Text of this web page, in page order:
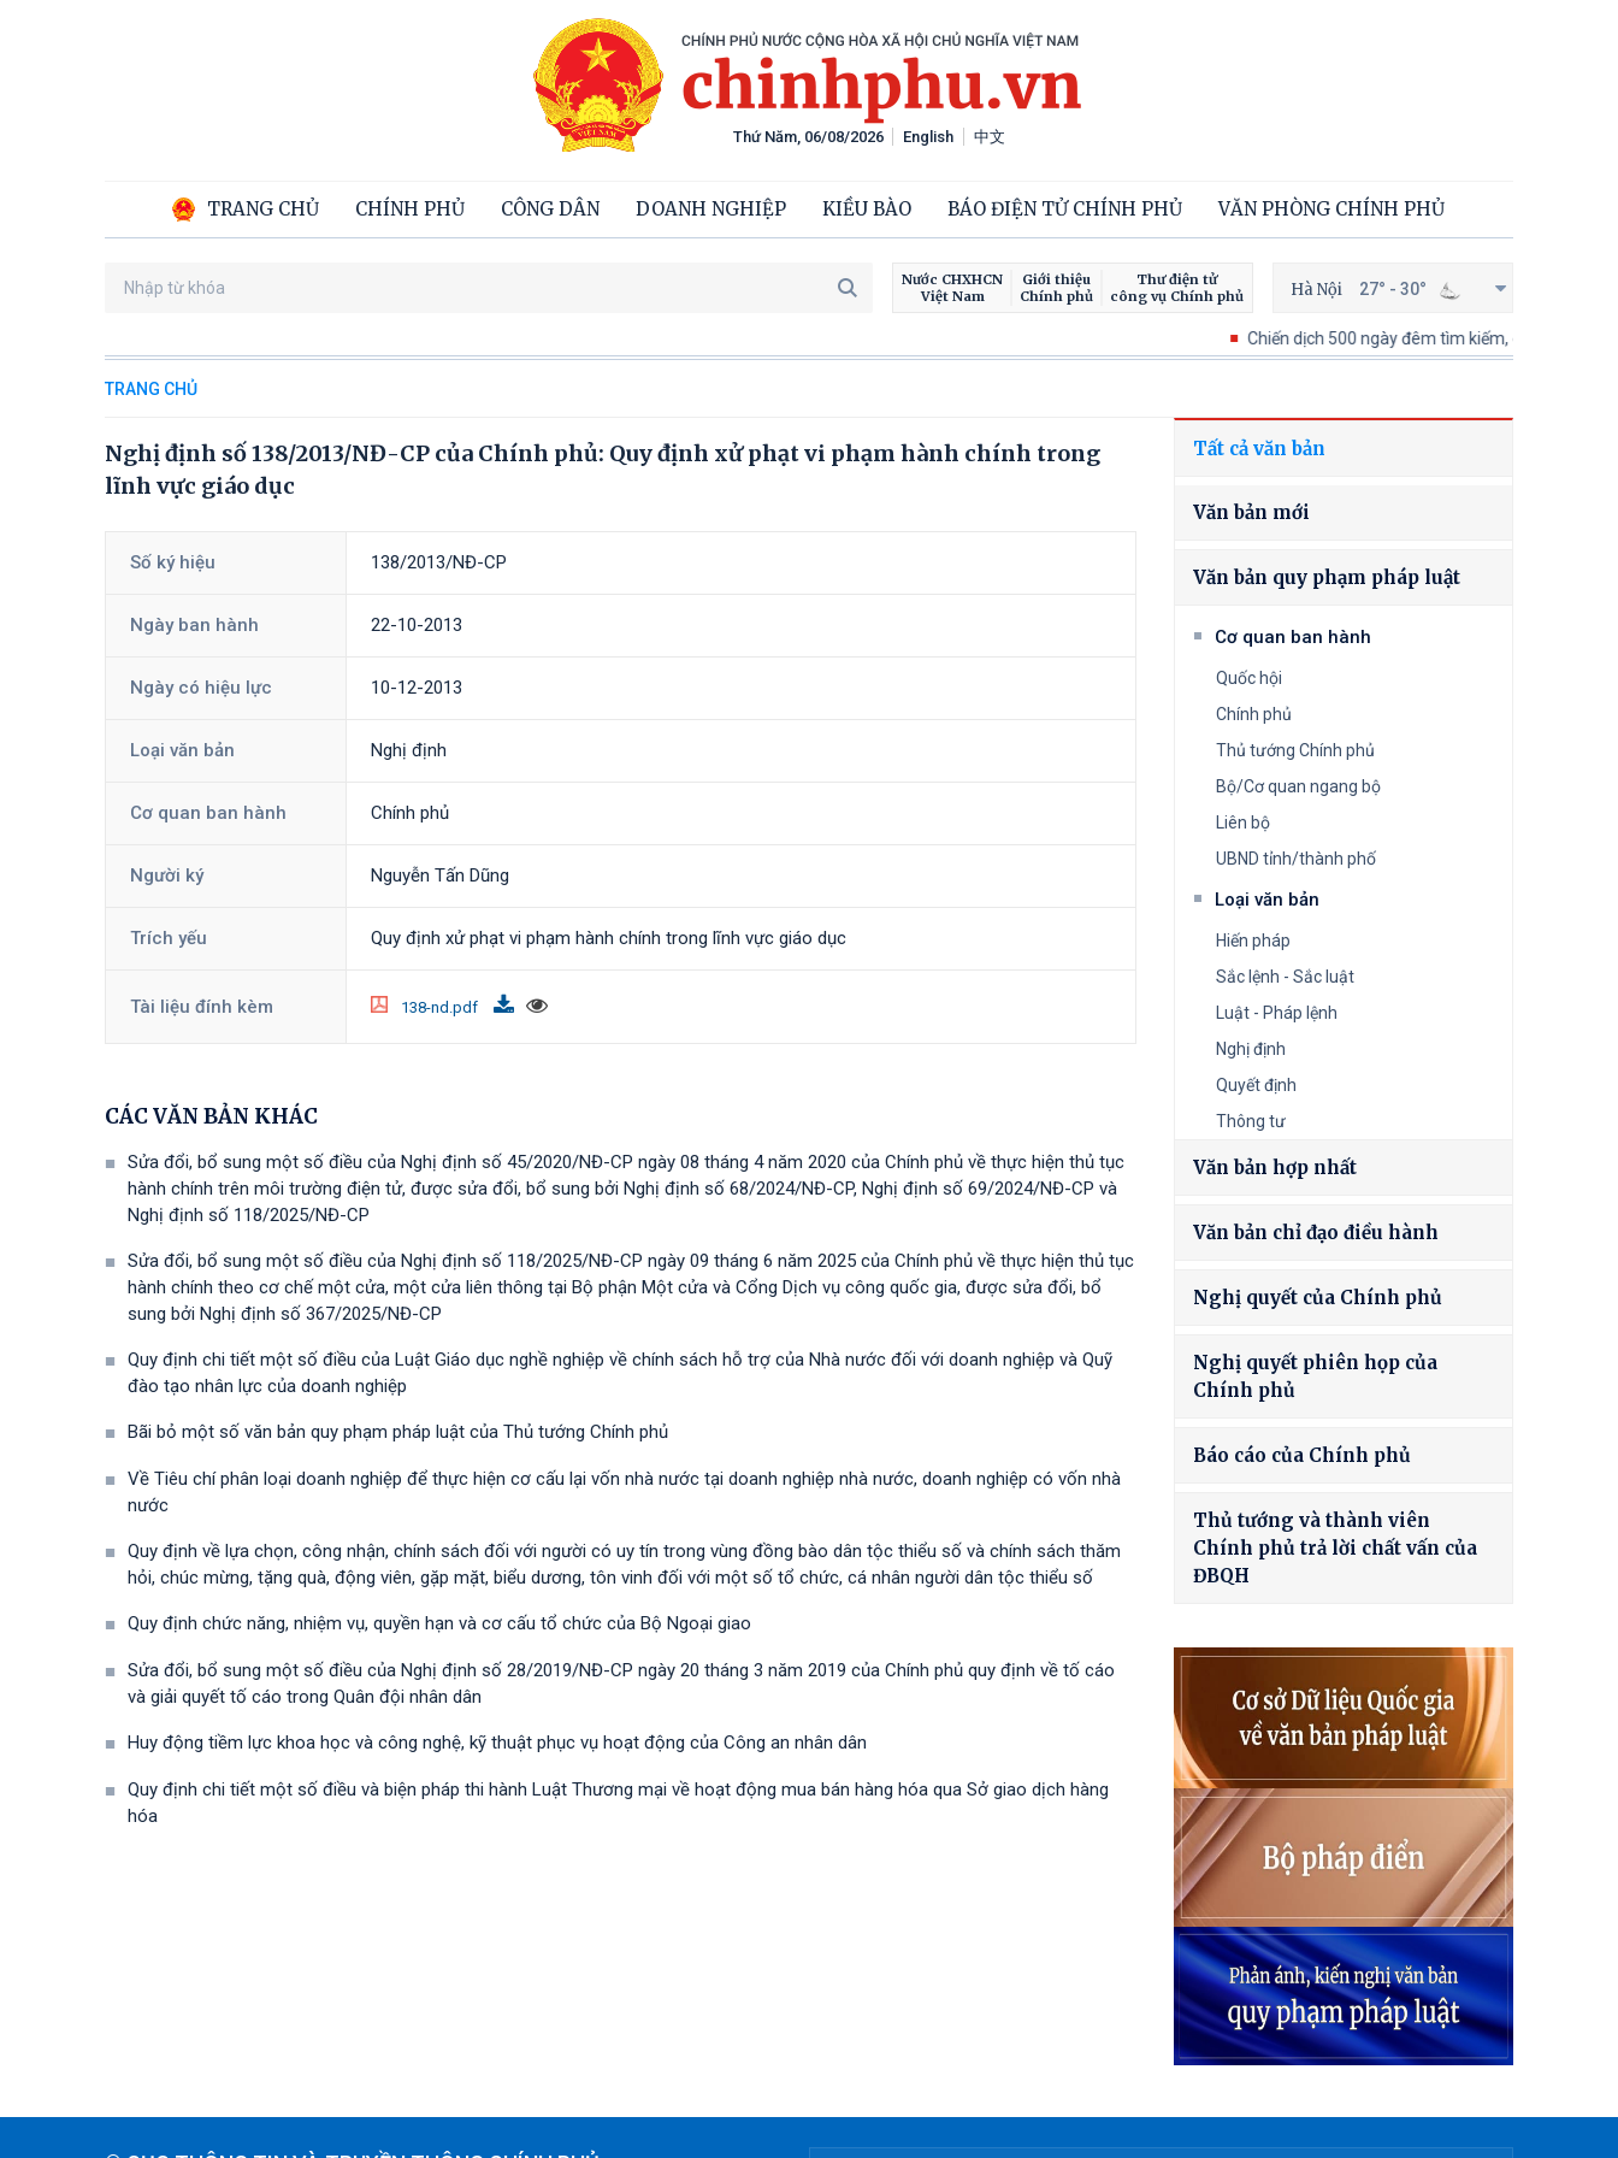
English 中文
TRANG CHỦ CHÍNH PHỦ CÔNG DÂN DOANH NGHIỆP KIỀU BÀO BÁO ĐIỆN TỬ CHÍNH PHỦ VĂN PHÒNG CHÍNH PHỦ
Thứ Năm, 06/08/2026
Nước CHXHCN
Việt Nam
Giới thiệu
Chính phủ
Thư điện tử
công vụ Chính phủ
Hà Nội 27° - 30°
Chiến dịch 500 ngày đêm tìm kiếm, quy tập và xác định
TRANG CHỦ
Nghị định số 138/2013/NĐ-CP của Chính phủ: Quy định xử phạt vi phạm hành chính trong
lĩnh vực giáo dục
Số ký hiệu 138/2013/NĐ-CP
Ngày ban hành 22-10-2013
Ngày có hiệu lực 10-12-2013
Loại văn bản Nghị định
Cơ quan ban hành Chính phủ
Người ký Nguyễn Tấn Dũng
Trích yếu Quy định xử phạt vi phạm hành chính trong lĩnh vực giáo dục
Tài liệu đính kèm 138-nd.pdf
CÁC VĂN BẢN KHÁC
Sửa đổi, bổ sung một số điều của Nghị định số 45/2020/NĐ-CP ngày 08 tháng 4 năm 2020 của Chính phủ về thực hiện thủ tục
hành chính trên môi trường điện tử, được sửa đổi, bổ sung bởi Nghị định số 68/2024/NĐ-CP, Nghị định số 69/2024/NĐ-CP và
Nghị định số 118/2025/NĐ-СР
Sửa đổi, bổ sung một số điều của Nghị định số 118/2025/NĐ-CP ngày 09 tháng 6 năm 2025 của Chính phủ về thực hiện thủ tục
hành chính theo cơ chế một cửa, một cửa liên thông tại Bộ phận Một cửa và Cổng Dịch vụ công quốc gia, được sửa đổi, bổ
sung bởi Nghị định số 367/2025/NĐ-СР
Quy định chi tiết một số điều của Luật Giáo dục nghề nghiệp về chính sách hỗ trợ của Nhà nước đối với doanh nghiệp và Quỹ
đào tạo nhân lực của doanh nghiệp
Bãi bỏ một số văn bản quy phạm pháp luật của Thủ tướng Chính phủ
Về Tiêu chí phân loại doanh nghiệp để thực hiện cơ cấu lại vốn nhà nước tại doanh nghiệp nhà nước, doanh nghiệp có vốn nhà
nước
Quy định về lựa chọn, công nhận, chính sách đối với người có uy tín trong vùng đồng bào dân tộc thiểu số và chính sách thăm
hỏi, chúc mừng, tặng quà, động viên, gặp mặt, biểu dương, tôn vinh đối với một số tổ chức, cá nhân người dân tộc thiểu số
Quy định chức năng, nhiệm vụ, quyền hạn và cơ cấu tổ chức của Bộ Ngoại giao
Sửa đổi, bổ sung một số điều của Nghị định số 28/2019/NĐ-CР ngày 20 tháng 3 năm 2019 của Chính phủ quy định về tố cáo
và giải quyết tố cáo trong Quân đội nhân dân
Huy động tiềm lực khoa học và công nghệ, kỹ thuật phục vụ hoạt động của Công an nhân dân
Quy định chi tiết một số điều và biện pháp thi hành Luật Thương mại về hoạt động mua bán hàng hóa qua Sở giao dịch hàng
hóa
Tất cả văn bản
Văn bản mới
Văn bản quy phạm pháp luật
Cơ quan ban hành
Quốc hội
Chính phủ
Thủ tướng Chính phủ
Bộ/Cơ quan ngang bộ
Liên bộ
UBND tỉnh/thành phố
Loại văn bản
Hiến pháp
Sắc lệnh - Sắc luật
Luật - Pháp lệnh
Nghị định
Quyết định
Thông tư
Văn bản hợp nhất
Văn bản chỉ đạo điều hành
Nghị quyết của Chính phủ
Nghị quyết phiên họp của
Chính phủ
Báo cáo của Chính phủ
Thủ tướng và thành viên
Chính phủ trả lời chất vấn của
ĐBQH